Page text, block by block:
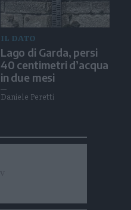
IL DATO
Lago di Garda, persi
40 centimetri d’acqua
in due mesi
Daniele Peretti